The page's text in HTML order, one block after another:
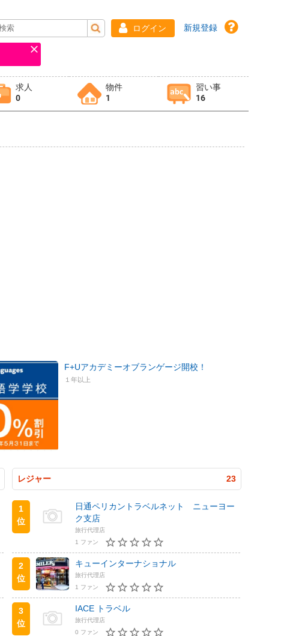
ログイン 新規登録
求人
0
物件
1
習い事
16
F+Uアカデミーオブランゲージ開校！
１年以上
レジャー 23
1
位
日通ペリカントラベルネット ニューヨー
ク支店
旅行代理店
1 ファン
2
位
キューインターナショナル
旅行代理店
1 ファン
3
位
IACE トラベル
旅行代理店
0 ファン